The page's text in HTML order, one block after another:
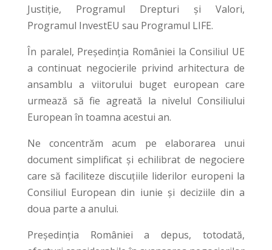
Justiție, Programul Drepturi și Valori,
Programul InvestEU sau Programul LIFE.
În paralel, Președinția României la Consiliul UE
a continuat negocierile privind arhitectura de
ansamblu a viitorului buget european care
urmează să fie agreată la nivelul Consiliului
European în toamna acestui an.
Ne concentrăm acum pe elaborarea unui
document simplificat și echilibrat de negociere
care să faciliteze discuțiile liderilor europeni la
Consiliul European din iunie și deciziile din a
doua parte a anului.
Președinția României a depus, totodată,